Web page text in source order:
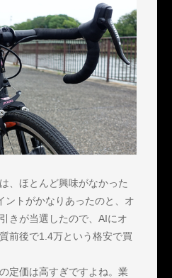
、ほとんど興味がなかった
ントがかなりあったのと、オ
きが当選したので、AIにオ
前後で1.4万という格安で買
定価は高すぎですよね。業